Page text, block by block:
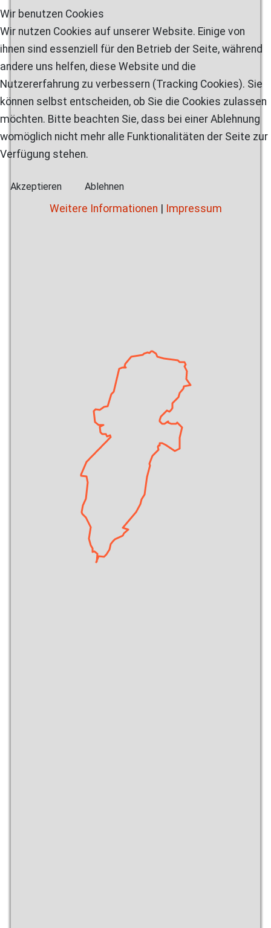
Wir benutzen Cookies
Wir nutzen Cookies auf unserer Website. Einige von
ihnen sind essenziell für den Betrieb der Seite, während
andere uns helfen, diese Website und die
Nutzererfahrung zu verbessern (Tracking Cookies). Sie
können selbst entscheiden, ob Sie die Cookies zulassen
möchten. Bitte beachten Sie, dass bei einer Ablehnung
womöglich nicht mehr alle Funktionalitäten der Seite zur
Verfügung stehen.
Akzeptieren Ablehnen
Weitere Informationen Impressum